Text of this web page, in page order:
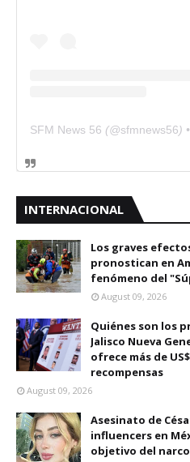
SFM News 56 (@sfmnews56)
INTERNACIONAL
Los graves
pronostican en
fenómeno del
August 09, 2026
Quiénes son los
Jalisco Nueva
ofrece más de
recompensas
August 09, 2026
Asesinato de
influencers en
objetivo del narco